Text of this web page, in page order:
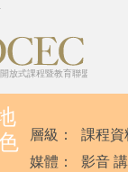
層級：
課程資
媒體：
影音